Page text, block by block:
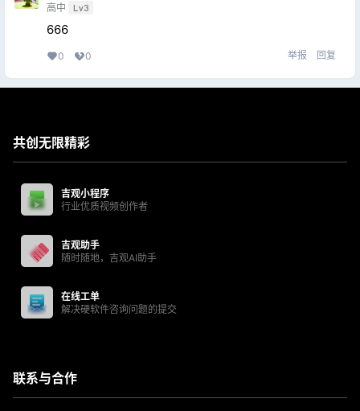
高中 Lv3
666
0 0 举报 回复
共创无限精彩
吉观小程序
行业优质视频创作者
吉观助手
随时随地，吉观AI助手
在线工单
解决硬软件咨询问题的提交
联系与合作